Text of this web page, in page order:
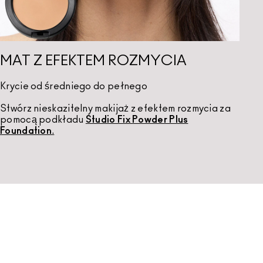
MAT Z EFEKTEM ROZMYCIA
Krycie od średniego do pełnego
Stwórz nieskazitelny makijaż z efektem rozmycia za
pomocą podkładu Studio Fix Powder Plus
Foundation.